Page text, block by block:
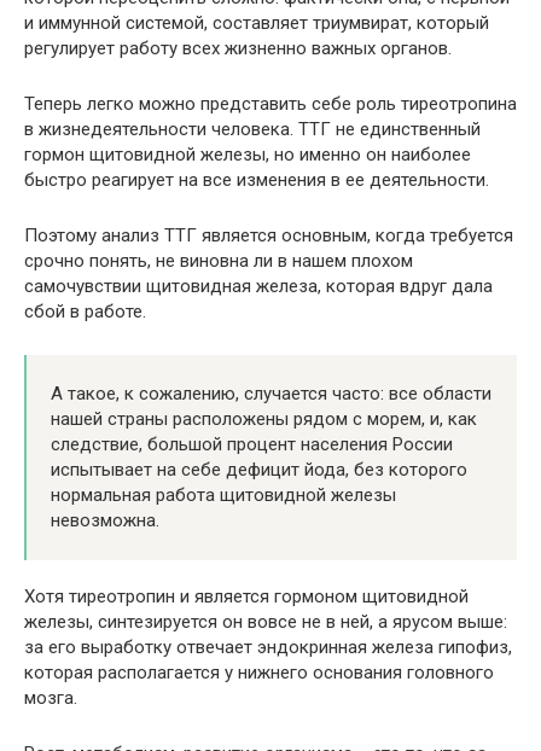
и иммунной системой, составляет триумвират, который
регулирует работу всех жизненно важных органов.
Теперь легко можно представить себе роль тиреотропина
в жизнедеятельности человека. ТТГ не единственный
гормон щитовидной железы, но именно он наиболее
быстро реагирует на все изменения в ее деятельности.
Поэтому анализ ТТГ является основным, когда требуется
срочно понять, не виновна ли в нашем плохом
самочувствии щитовидная железа, которая вдруг дала
сбой в работе.
А такое, к сожалению, случается часто: все области
нашей страны расположены рядом с морем, и, как
следствие, большой процент населения России
испытывает на себе дефицит йода, без которого
нормальная работа щитовидной железы
невозможна.
Хотя тиреотропин и является гормоном щитовидной
железы, синтезируется он вовсе не в ней, а ярусом выше:
за его выработку отвечает эндокринная железа гипофиз,
которая располагается у нижнего основания головного
мозга.